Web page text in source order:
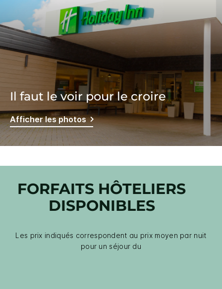
Il faut le voir pour le croire
Afficher les photos
FORFAITS HÔTELIERS
DISPONIBLES
Les prix indiqués correspondent au prix moyen par nuit
pour un séjour du